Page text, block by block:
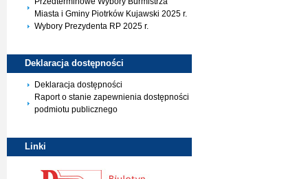
Miasta i Gminy Piotrków Kujawski 2025 r.
Wybory Prezydenta RP 2025 r.
Deklaracja dostępności
Deklaracja dostępności
Raport o stanie zapewnienia dostępności
podmiotu publicznego
Linki